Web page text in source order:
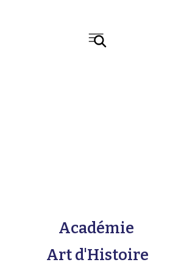
Académie
Art d'Histoire